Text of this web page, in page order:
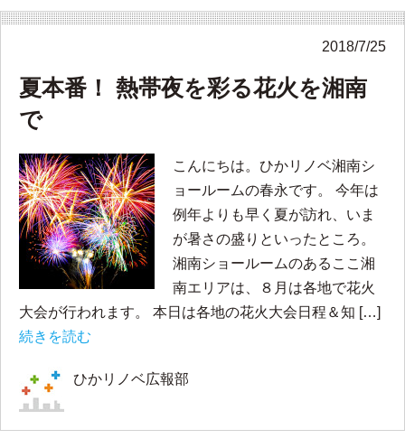
2018/7/25
夏本番！ 熱帯夜を彩る花火を湘南
で
こんにちは。ひかリノベ湘南シ
ョールームの春永です。 今年は
例年よりも早く夏が訪れ、いま
が暑さの盛りといったところ。
湘南ショールームのあるここ湘
南エリアは、８月は各地で花火
大会が行われます。 本日は各地の花火大会日程＆知 […]
続きを読む
ひかリノベ広報部